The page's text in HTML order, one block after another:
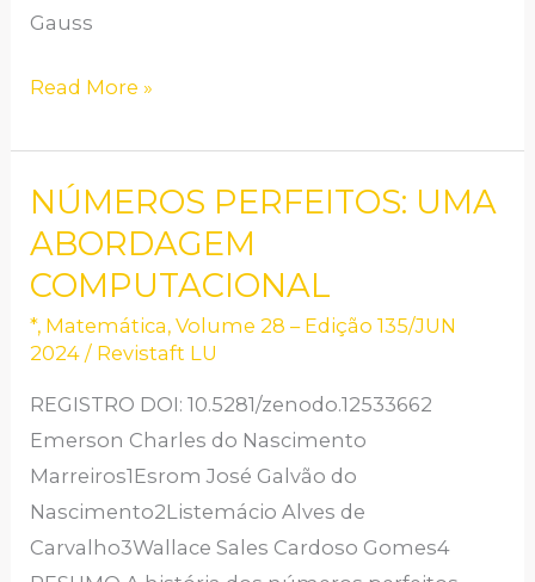
Gauss
Read More »
NÚMEROS PERFEITOS: UMA
ABORDAGEM
COMPUTACIONAL
*, Matemática,Volume 28 – Edição 135/JUN
2024 / Revistaft LU
REGISTRO DOI: 10.5281/zenodo.12533662
Emerson Charles do Nascimento
Marreiros1Esrom José Galvão do
Nascimento2Listemácio Alves de
Carvalho3Wallace Sales Cardoso Gomes4
NÚMEROS
PERFEITOS:
UMA
ABORDAGEM
COMPUTACIONAL